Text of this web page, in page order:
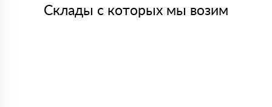
Склады с которых мы возим